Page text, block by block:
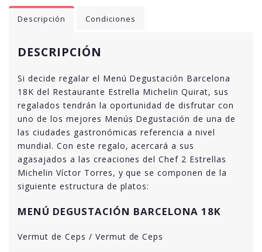
Descripción Condiciones
DESCRIPCIÓN
Si decide regalar el Menú Degustación Barcelona
18K del Restaurante Estrella Michelin Quirat, sus
regalados tendrán la oportunidad de disfrutar con
uno de los mejores Menús Degustación de una de
las ciudades gastronómicas referencia a nivel
mundial. Con este regalo, acercará a sus
agasajados a las creaciones del Chef 2 Estrellas
Michelin Víctor Torres, y que se componen de la
siguiente estructura de platos:
MENÚ DEGUSTACIÓN BARCELONA 18K
Vermut de Ceps / Vermut de Ceps